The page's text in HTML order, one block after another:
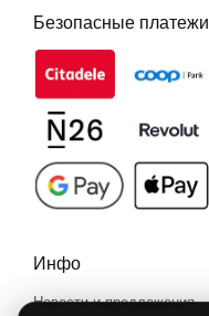
Безопасные платежи
Инфо
Новости и предложения